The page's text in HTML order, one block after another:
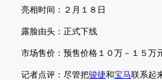
亮相时间：２月１８日
露脸由头：正式下线
市场售价：预售价格１０万－１５万
记者点评：尽管把骏捷和宝马联系起